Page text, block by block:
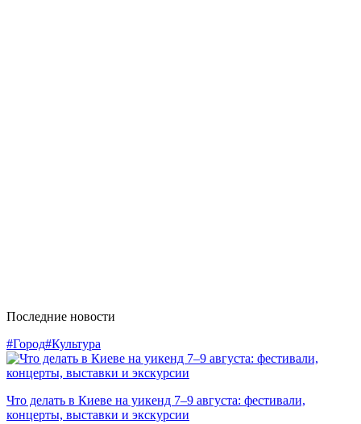
Последние новости
#Город#Культура
Что делать в Киеве на уикенд 7–9 августа: фестивали,
концерты, выставки и экскурсии